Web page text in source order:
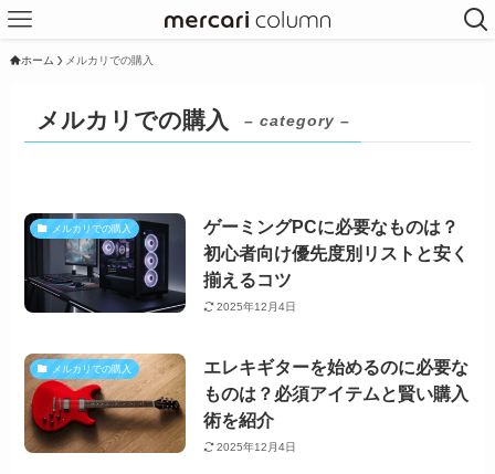
ホーム メルカリでの購入
メルカリでの購入 – category –
メルカリでの購入
ゲーミングPCに必要なものは？
初心者向け優先度別リストと安く
揃えるコツ
2025年12月4日
メルカリでの購入
エレキギターを始めるのに必要な
ものは？必須アイテムと賢い購入
術を紹介
2025年12月4日